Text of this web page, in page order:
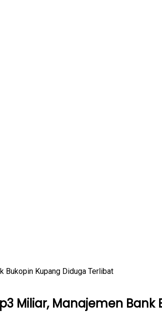
Bukopin Kupang Diduga Terlibat
Miliar, Manajemen